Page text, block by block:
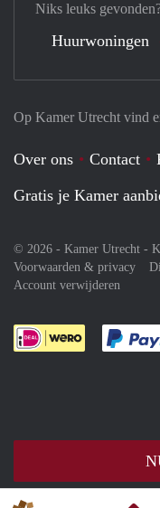
Op Kamer Utrecht vind
Over ons Contact
Gratis je Kamer
© 2026 - Kamer Utrecht -
Voorwaarden & privacy
Account verwijderen
Niks leuks
Huurwoningen